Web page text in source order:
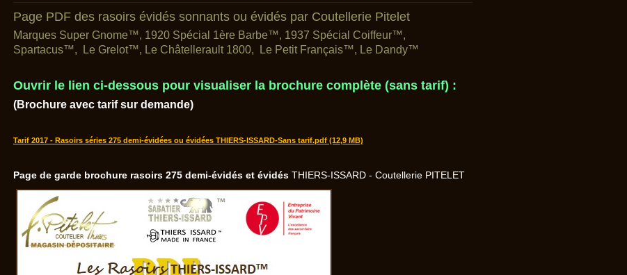
Page PDF des rasoirs évidés sonnants ou évidés par Coutellerie Pitelet
Marques Super Gnome™, 1920 Spécial 1ère Barbe™, 1937 Spécial Coiffeur™,
Spartacus™, Le Grelot™, Le Châtellerault 1800, Le Petit Français™, Le Dandy™
Ouvrir le lien ci-dessous pour visualiser la brochure complète (sans tarif) :
(Brochure avec tarif sur demande)
Tarif 2017 - Rasoirs séries 275 demi-évidées ou évidées THIERS-ISSARD-Sans tarif.pdf (12,9 MB)
Page de garde brochure rasoirs 275 demi-évidés et évidés THIERS-ISSARD - Coutellerie PITELET